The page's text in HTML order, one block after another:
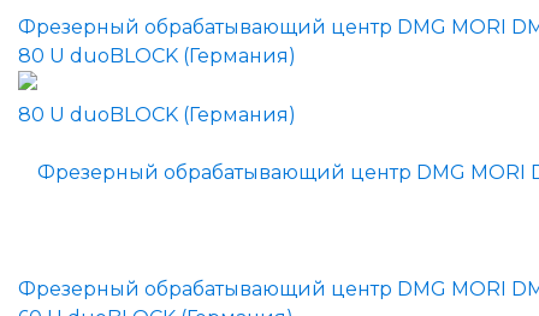
Фрезерный обрабатывающий центр DMG MORI
80 U duoBLOCK (Германия)
Фрезерный обрабатывающий центр DMG MORI